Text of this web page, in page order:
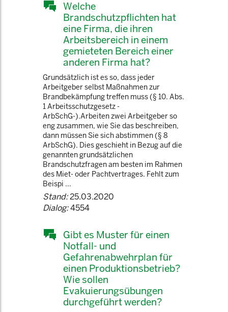
Welche
Brandschutzpflichten hat
eine Firma, die ihren
Arbeitsbereich in einem
gemieteten Bereich einer
anderen Firma hat?
Grundsätzlich ist es so, dass jeder
Arbeitgeber selbst Maßnahmen zur
Brandbekämpfung treffen muss (§ 10. Abs.
1 Arbeitsschutzgesetz -
ArbSchG-).Arbeiten zwei Arbeitgeber so
eng zusammen, wie Sie das beschreiben,
dann müssen Sie sich abstimmen (§ 8
ArbSchG). Dies geschieht in Bezug auf die
genannten grundsätzlichen
Brandschutzfragen am besten im Rahmen
des Miet- oder Pachtvertrages. Fehlt zum
Beispi ...
Stand:25.03.2020
Dialog:4554
Gibt es Muster für einen
Notfall- und
Gefahrenabwehrplan für
einen Produktionsbetrieb?
Wie sollen
Evakuierungsübungen
durchgeführt werden?